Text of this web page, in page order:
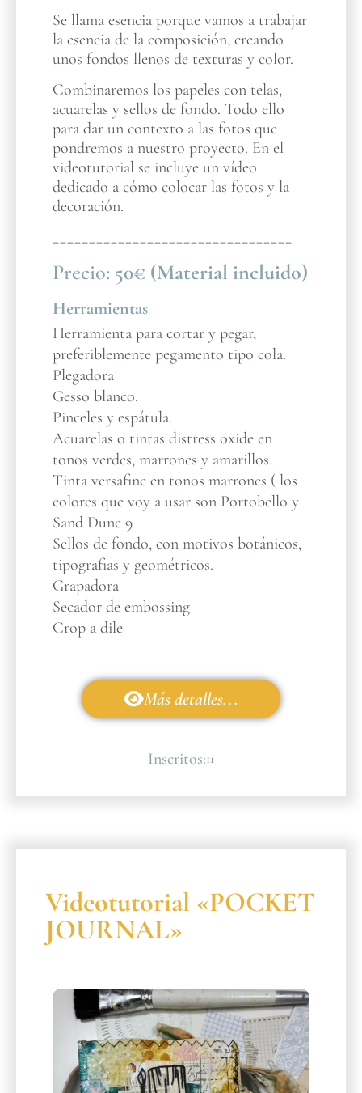
Se llama esencia porque vamos a trabajar
la esencia de la composición, creando
unos fondos llenos de texturas y color.
Combinaremos los papeles con telas,
acuarelas y sellos de fondo. Todo ello
para dar un contexto a las fotos que
pondremos a nuestro proyecto. En el
videotutorial se incluye un vídeo
dedicado a cómo colocar las fotos y la
decoración.
_________________________________
Precio: 50€ (Material incluido)
Herramientas
Herramienta para cortar y pegar,
preferiblemente pegamento tipo cola.
Plegadora
Gesso blanco.
Pinceles y espátula.
Acuarelas o tintas distress oxide en
tonos verdes, marrones y amarillos.
Tinta versafine en tonos marrones ( los
colores que voy a usar son Portobello y
Sand Dune 9
Sellos de fondo, con motivos botánicos,
tipografias y geométricos.
Grapadora
Secador de embossing
Crop a dile
Más detalles...
Inscritos:11
Videotutorial «POCKET
JOURNAL»